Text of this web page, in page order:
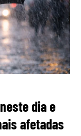
dia e
afetadas